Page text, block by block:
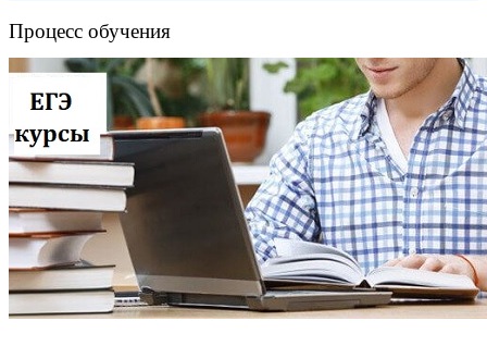
Процесс обучения